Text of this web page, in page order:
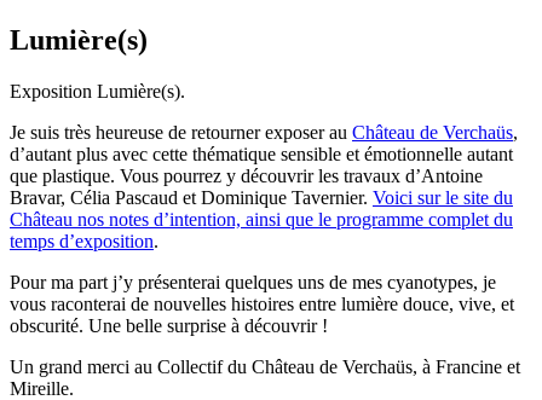
Lumière(s)
Exposition Lumière(s).
Je suis très heureuse de retourner exposer au Château de Verchaüs,
d’autant plus avec cette thématique sensible et émotionnelle autant
que plastique. Vous pourrez y découvrir les travaux d’Antoine
Bravar, Célia Pascaud et Dominique Tavernier. Voici sur le site du
Château nos notes d’intention, ainsi que le programme complet du
temps d’exposition.
Pour ma part j’y présenterai quelques uns de mes cyanotypes, je
vous raconterai de nouvelles histoires entre lumière douce, vive, et
obscurité. Une belle surprise à découvrir !
Un grand merci au Collectif du Château de Verchaüs, à Francine et
Mireille.